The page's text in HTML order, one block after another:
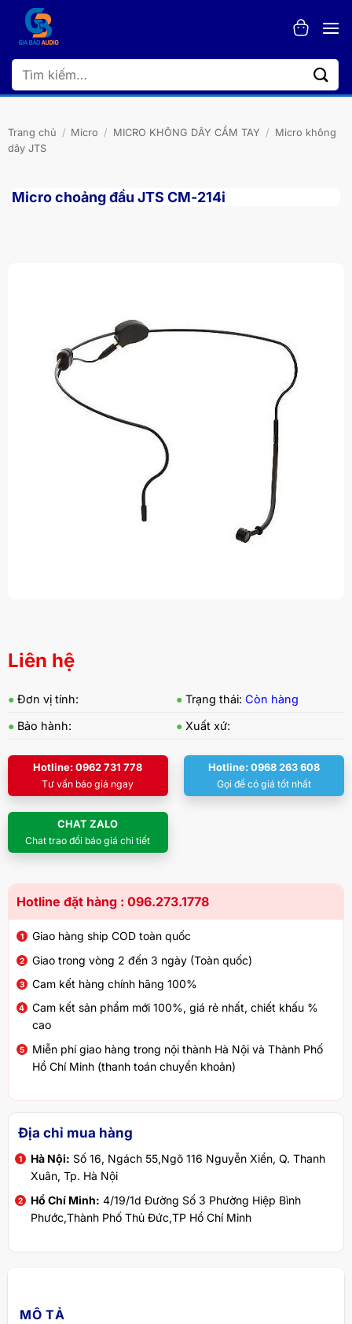
dung
Tìm
kiếm:
Trang chủ / Micro / MICRO KHÔNG DÂY CẦM TAY / Micro không
dây JTS
Micro choảng đầu JTS CM-214i
Liên hệ
● Đơn vị tính: ● Trạng thái: Còn hàng
● Bảo hành: ● Xuất xứ:
Hotline: 0962 731 778
Tư vấn báo giá ngay
Hotline: 0968 263 608
Gọi để có giá tốt nhất
CHAT ZALO
Chat trao đổi báo giá chi tiết
Hotline đặt hàng : 096.273.1778
Giao hàng ship COD toàn quốc
Giao trong vòng 2 đến 3 ngày (Toàn quốc)
Cam kết hàng chính hãng 100%
Cam kết sản phẩm mới 100%, giá rẻ nhất, chiết khấu %
cao
Miễn phí giao hàng trong nội thành Hà Nội và Thành Phố
Hồ Chí Minh (thanh toán chuyển khoản)
Địa chỉ mua hàng
Hà Nội: Số 16, Ngách 55,Ngõ 116 Nguyễn Xiển, Q. Thanh
Xuân, Tp. Hà Nội
Hồ Chí Minh: 4/19/1d Đường Số 3 Phường Hiệp Bình
Phước,Thành Phố Thủ Đức,TP Hồ Chí Minh
MÔ TẢ